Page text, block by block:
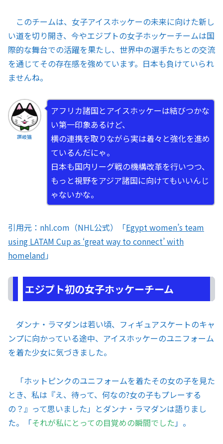
このチームは、女子アイスホッケーの未来に向けた新し
い道を切り開き、今やエジプトの女子ホッケーチームは国
際的な舞台での活躍を果たし、世界中の選手たちとの交流
を通じてその存在感を強めています。日本も負けていられ
ませんね。
讃岐猫
アフリカ諸国とアイスホッケーは結びつかな
い第一印象あるけど、
横の連携を取りながら実は着々と強化を進め
ているんだにゃ。
日本も国内リーグ戦の機構改革を行いつつ、
もっと視野をアジア諸国に向けてもいいんじ
ゃないかな。
引用元：nhl.com（NHL公式）「Egypt women’s team
using LATAM Cup as ‘great way to connect’ with
homeland」
エジプト初の女子ホッケーチーム
ダンナ・ラマダンは若い頃、フィギュアスケートのキャ
ンプに向かっている途中、アイスホッケーのユニフォーム
を着た少女に気づきました。
「ホットピンクのユニフォームを着たその女の子を見た
とき、私は『え、待って、何なの?女の子もプレーする
の？』って思いました」とダンナ・ラマダンは語りまし
た。「それが私にとっての目覚めの瞬間でした」。